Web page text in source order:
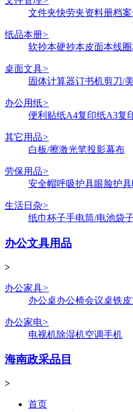
文件夹快劳夹资料册档
纸品本册>
软抄本硬抄本皮面本线
桌面文具>
固体计算器订书机剪刀/
办公用纸>
便利贴纸A4复印纸A3复
其它用品>
白板/擦激光笔投影幕布
劳保用品>
安全帽呼吸护具眼脸护具
生活日杂>
纸巾杯子手电筒/电池袋子
办公文具用品
>
办公家具>
办公桌办公椅会议桌铁
办公家电>
电视机除湿机空调手机
海南政采品目
>
首页